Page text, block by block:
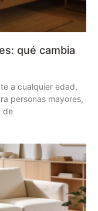
qué cambia
a cualquier edad,
personas mayores,
de